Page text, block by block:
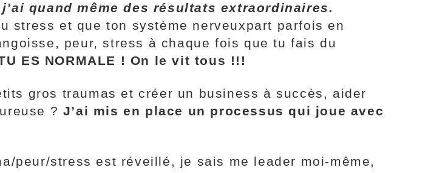
quand même des résultats extraordinaires.
stress et que ton système nerveuxpart parfois en
peur, stress à chaque fois que tu fais du
ES NORMALE ! On le vit tous !!!
gros traumas et créer un business à succès, aider
? J’ai mis en place un processus qui joue avec
peur/stress est réveillé, je sais me leader moi-même,